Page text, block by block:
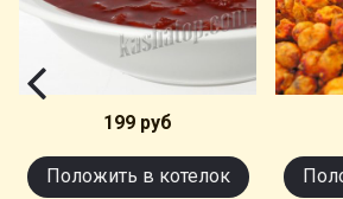
199 руб
Положить в котелок